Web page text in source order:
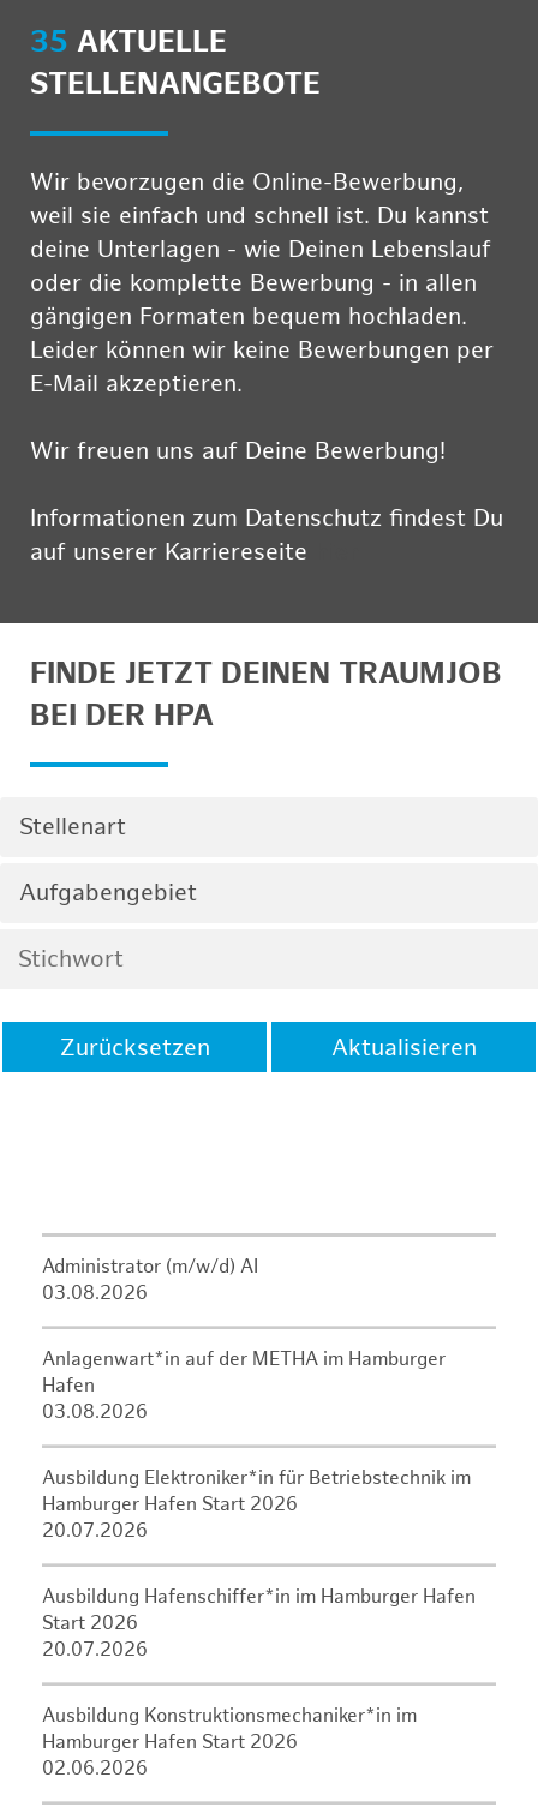
35 AKTUELLE
STELLENANGEBOTE
Wir bevorzugen die Online-Bewerbung,
weil sie einfach und schnell ist. Du kannst
deine Unterlagen - wie Deinen Lebenslauf
oder die komplette Bewerbung - in allen
gängigen Formaten bequem hochladen.
Leider können wir keine Bewerbungen per
E-Mail akzeptieren.
Wir freuen uns auf Deine Bewerbung!
Informationen zum Datenschutz findest Du
auf unserer Karriereseite
FINDE JETZT DEINEN TRAUMJOB
BEI DER HPA
Stellenart
Aufgabengebiet
Zurücksetzen Aktualisieren
Administrator (m/w/d) AI
03.08.2026
Anlagenwart*in auf der METHA im Hamburger
Hafen
03.08.2026
Ausbildung Elektroniker*in für Betriebstechnik im
Hamburger Hafen Start 2026
20.07.2026
Ausbildung Hafenschiffer*in im Hamburger Hafen
Start 2026
20.07.2026
Ausbildung Konstruktionsmechaniker*in im
Hamburger Hafen Start 2026
02.06.2026